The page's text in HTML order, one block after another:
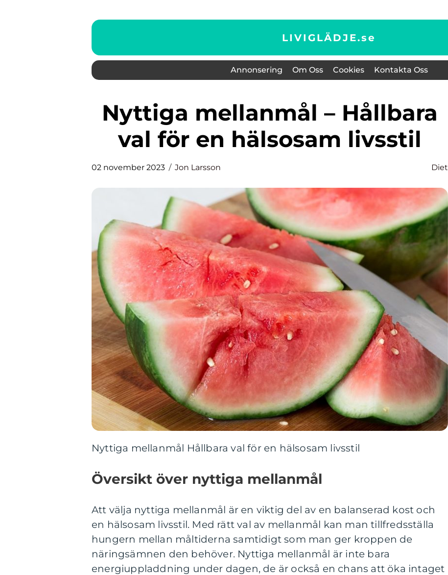
LIVIGLÄDJE.se
Annonsering Om Oss Cookies Kontakta Oss
Nyttiga mellanmål – Hållbara
val för en hälsosam livsstil
02 november 2023 Jon Larsson Diet
Nyttiga mellanmål Hållbara val för en hälsosam livsstil
Översikt över nyttiga mellanmål
Att välja nyttiga mellanmål är en viktig del av en balanserad kost och
en hälsosam livsstil. Med rätt val av mellanmål kan man tillfredsställa
hungern mellan måltiderna samtidigt som man ger kroppen de
näringsämnen den behöver. Nyttiga mellanmål är inte bara
energiuppladdning under dagen, de är också en chans att öka intaget